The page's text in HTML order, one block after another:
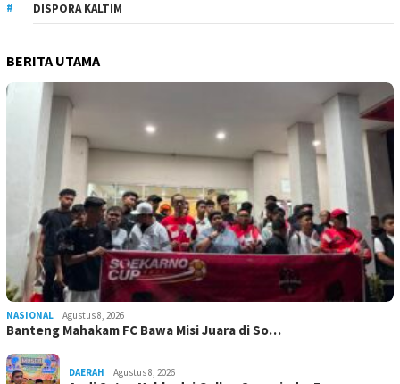
DISPORA KALTIM
BERITA UTAMA
NASIONAL Agustus 8, 2026
Banteng Mahakam FC Bawa Misi Juara di So…
DAERAH Agustus 8, 2026